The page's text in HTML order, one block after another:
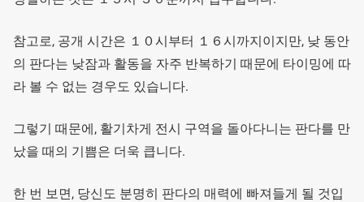
참고로, 공개 시간은 １０시부터 １６시까지이지만, 낮 동안
의 판다는 낮잠과 활동을 자주 반복하기 때문에 타이밍에 따
라 볼 수 없는 경우도 있습니다.
그렇기 때문에, 활기차게 전시 구역을 돌아다니는 판다를 만
났을 때의 기쁨은 더욱 큽니다.
한 번 보면, 당신도 분명히 판다의 매력에 빠져들게 될 것입